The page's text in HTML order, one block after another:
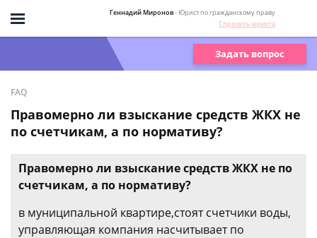
Геннадий Миронов- Юрист по гражданскому праву
Спросить юриста
Задать вопрос
FAQ
Правомерно ли взыскание средств ЖКХ не
по счетчикам, а по нормативу?
Правомерно ли взыскание средств ЖКХ не по
счетчикам, а по нормативу?
в муниципальной квартире,стоят счетчики воды,
управляющая компания насчитывает по